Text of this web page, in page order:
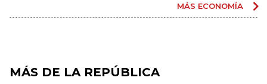
MÁS ECONOMÍA
MÁS DE LA REPÚBLICA